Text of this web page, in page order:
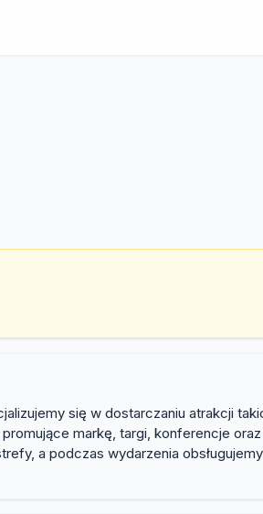
się w dostarczaniu atrakcji
markę, targi, konferencje
a podczas wydarzenia